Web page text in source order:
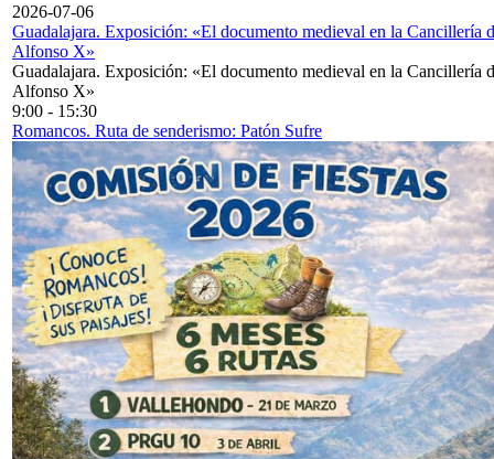
2026-07-06
Guadalajara. Exposición: «El documento medieval en la Cancillería
Alfonso X»
Guadalajara. Exposición: «El documento medieval en la Cancillería
Alfonso X»
9:00 - 15:30
Romancos. Ruta de senderismo: Patón Sufre